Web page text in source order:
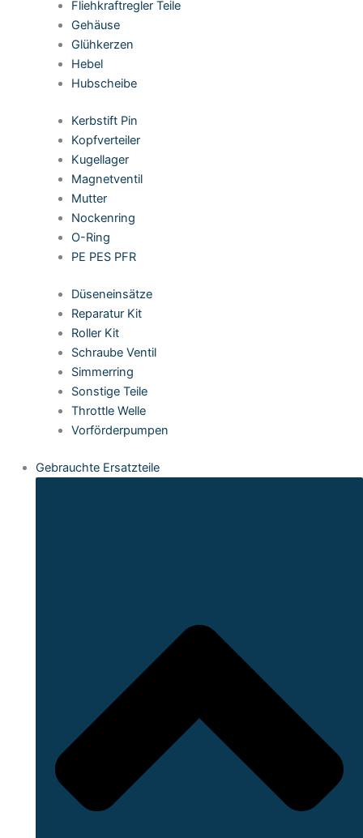
Fliehkraftregler Teile
Gehäuse
Glühkerzen
Hebel
Hubscheibe
Kerbstift Pin
Kopfverteiler
Kugellager
Magnetventil
Mutter
Nockenring
O-Ring
PE PES PFR
Düseneinsätze
Reparatur Kit
Roller Kit
Schraube Ventil
Simmerring
Sonstige Teile
Throttle Welle
Vorförderpumpen
Gebrauchte Ersatzteile